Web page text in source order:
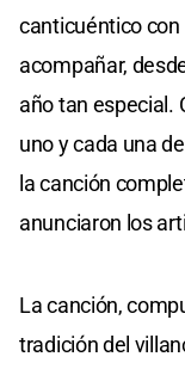
canticuéntico
acompañar,
año tan especial.
uno y cada una
la canción
anunciaron los
La canción,
tradición del